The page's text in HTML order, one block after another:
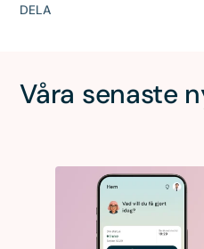
DELA
Våra senaste